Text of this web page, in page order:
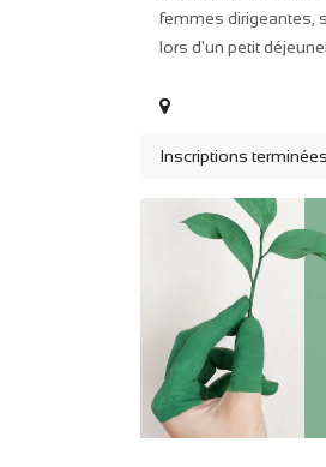
femmes dirigeantes,
lors d'un petit
Inscriptions terminées